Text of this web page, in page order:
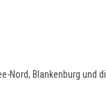
Nord, Blankenburg und